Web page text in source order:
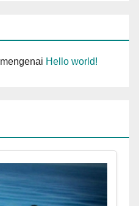
mengenai Hello world!